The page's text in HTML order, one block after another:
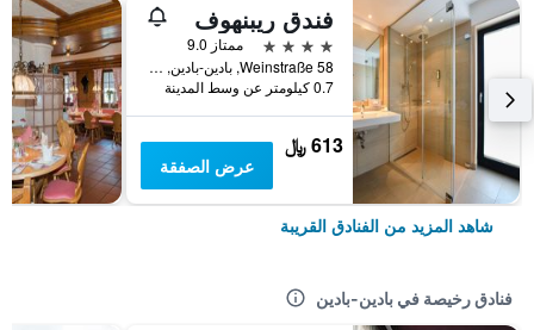
فندق ريبنهوف
4 نجوم
ممتاز 9.0
Weinstraße 58, بادين-بادين, بادن - فورتمبيرغ, ألمانيا
0.7 كيلومتر عن وسط المدينة
613 ﷼
عرض الصفقة
شاهد المزيد من الفنادق القريبة
فنادق رخيصة في بادين-بادين